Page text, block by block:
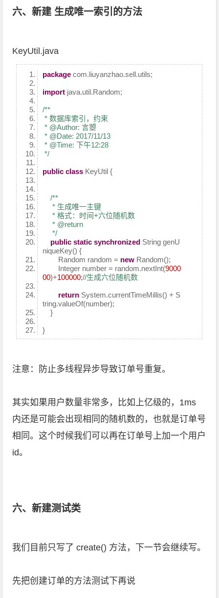
六、新建 生成唯一索引的方法
KeyUtil.java
package com.liuyanzhao.sell.utils;
import java.util.Random;
/**
* 数据库索引，约束
* @Author: 言曌
* @Date: 2017/11/13
* @Time: 下午12:28
*/
public class KeyUtil {
/**
* 生成唯一主键
* 格式：时间+六位随机数
* @return
*/
public static synchronized String genU
niqueKey() {
Random random = new Random();
Integer number = random.nextInt(9000
00)+100000;//生成六位随机数
return System.currentTimeMillis() + S
tring.valueOf(number);
}
}
注意：防止多线程异步导致订单号重复。
其实如果用户数量非常多，比如上亿级的，1ms
内还是可能会出现相同的随机数的，也就是订单号
相同。这个时候我们可以再在订单号上加一个用户
id。
六、新建测试类
我们目前只写了 create() 方法，下一节会继续写。
先把创建订单的方法测试下再说